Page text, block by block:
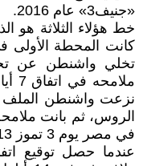
«جنيف3» عام 2016.
كانت المحطة الأولى
تخلي واشنطن عن
نزعت واشنطن الملف
الروس، ثم بانت
في مصر يوم 3 تموز 2013 ضد حكم «الاخوان».
عندما حصل توقيع